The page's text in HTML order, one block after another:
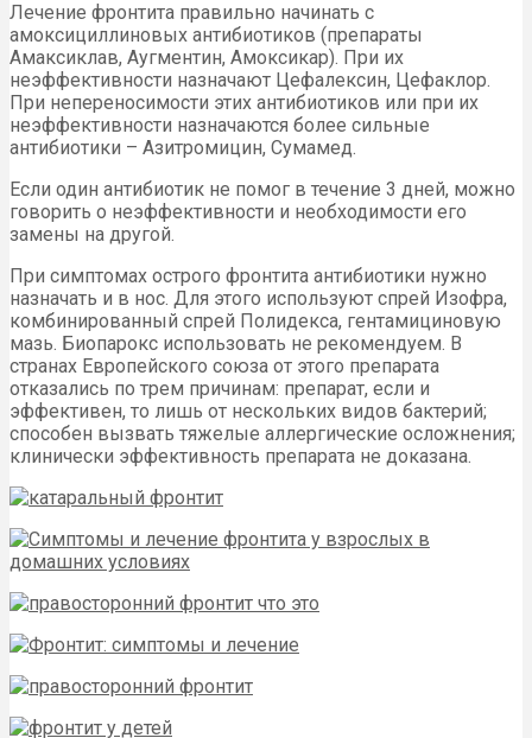
Лечение фронтита правильно начинать с
амоксициллиновых антибиотиков (препараты
Амаксиклав, Аугментин, Амоксикар). При их
неэффективности назначают Цефалексин, Цефаклор.
При непереносимости этих антибиотиков или при их
неэффективности назначаются более сильные
антибиотики – Азитромицин, Сумамед.
Если один антибиотик не помог в течение 3 дней, можно
говорить о неэффективности и необходимости его
замены на другой.
При симптомах острого фронтита антибиотики нужно
назначать и в нос. Для этого используют спрей Изофра,
комбинированный спрей Полидекса, гентамициновую
мазь. Биопарокс использовать не рекомендуем. В
странах Европейского союза от этого препарата
отказались по трем причинам: препарат, если и
эффективен, то лишь от нескольких видов бактерий;
способен вызвать тяжелые аллергические осложнения;
клинически эффективность препарата не доказана.